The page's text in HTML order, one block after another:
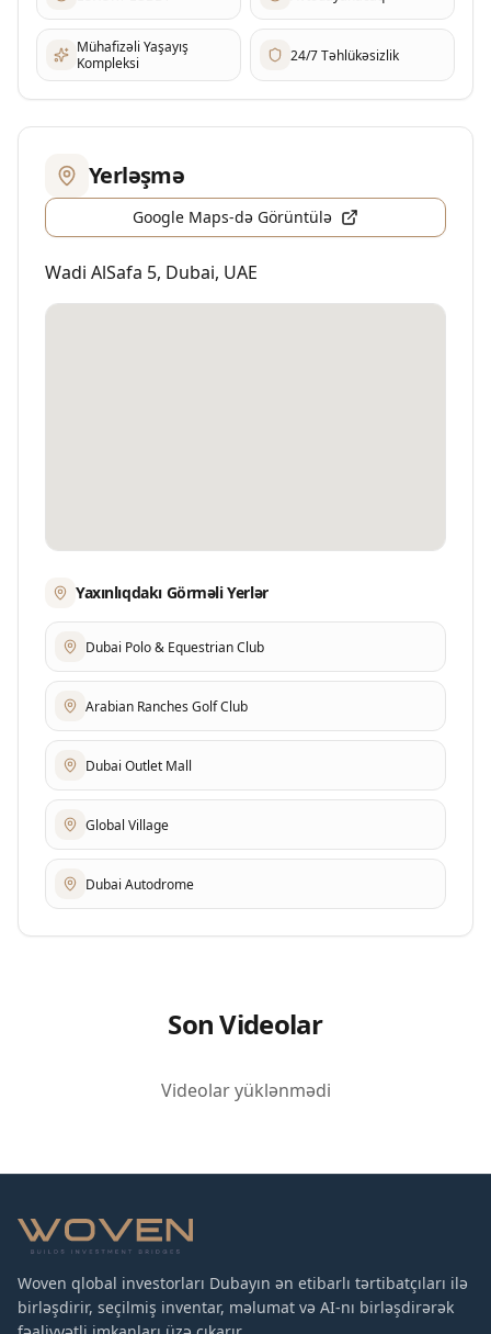
Mühafizəli Yaşayış
Kompleksi
24/7 Təhlükəsizlik
Yerləşmə
Google Maps-də Görüntülə
Wadi AlSafa 5, Dubai, UAE
Yaxınlıqdakı Görməli Yerlər
Dubai Polo & Equestrian Club
Arabian Ranches Golf Club
Dubai Outlet Mall
Global Village
Dubai Autodrome
Son Videolar
Videolar yüklənmədi
Woven qlobal investorları Dubayın ən etibarlı tərtibatçıları ilə
birləşdirir, seçilmiş inventar, məlumat və AI-nı birləşdirərək